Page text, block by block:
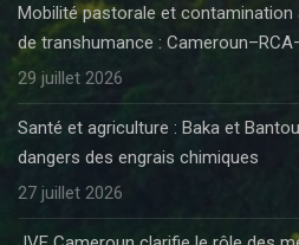
Mobilité pastorale et
de transhumance :
29 juillet 2026
Santé et agriculture : Baka et
dangers des engrais chimiques
27 juillet 2026